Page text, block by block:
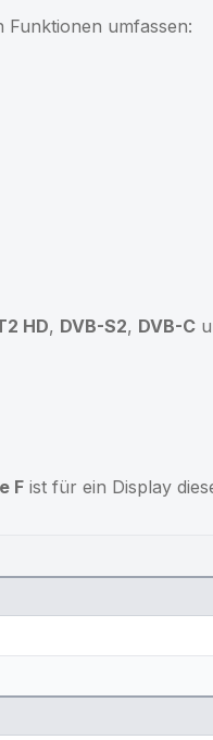
Funktionen umfassen:
HD, DVB-S2, DVB-C
F ist für ein Display